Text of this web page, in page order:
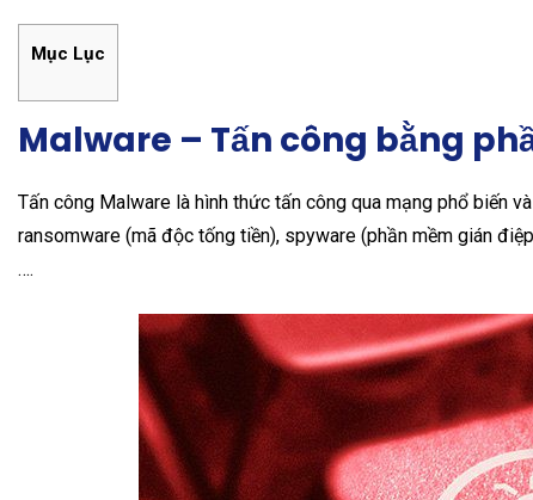
Mục Lục
Malware – Tấn công bằng
Tấn công Malware là hình thức tấn công qua mạng phổ biến
ransomware (mã độc tống tiền), spyware (phần mềm gián
….